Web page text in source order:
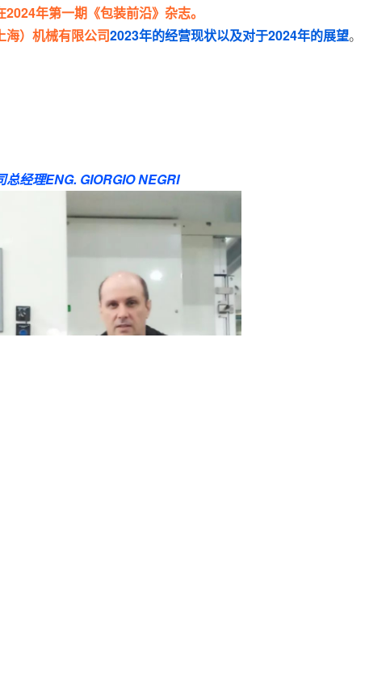
年第一期《包装前沿》杂志。
海）机械有限公司2023年的经营现状以及对于2024年的展望。
总经理ENG. GIORGIO NEGRI